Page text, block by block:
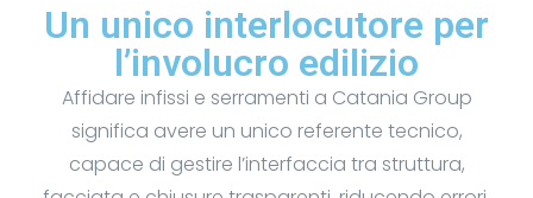
Un unico interlocutore per
l’involucro edilizio
Affidare infissi e serramenti a Catania Group
significa avere un unico referente tecnico,
capace di gestire l’interfaccia tra struttura,